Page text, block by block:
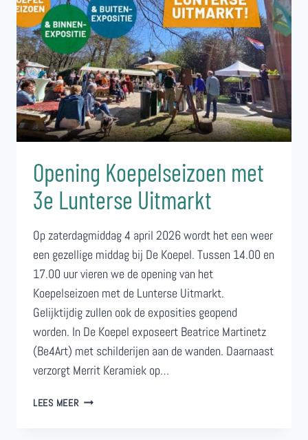
Opening Koepelseizoen met
3e Lunterse Uitmarkt
Op zaterdagmiddag 4 april 2026 wordt het een weer
een gezellige middag bij De Koepel. Tussen 14.00 en
17.00 uur vieren we de opening van het
Koepelseizoen met de Lunterse Uitmarkt.
Gelijktijdig zullen ook de exposities geopend
worden. In De Koepel exposeert Beatrice Martinetz
(Be4Art) met schilderijen aan de wanden. Daarnaast
verzorgt Merrit Keramiek op…
LEES MEEROPENING